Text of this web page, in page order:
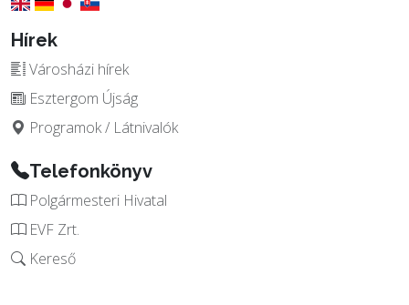
Hírek
Városházi hírek
Esztergom Újság
Programok / Látnivalók
Telefonkönyv
Polgármesteri Hivatal
EVF Zrt.
Kereső